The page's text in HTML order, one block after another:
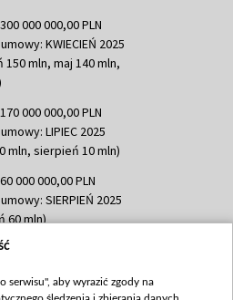
000 000,00 PLN
KWIECIEŃ 2025
mln, maj 140 mln,
000 000,00 PLN
LIPIEC 2025
mln, sierpień 10 mln)
000 000,00 PLN
SIERPIEŃ 2025
60 mln)
783 051,21 PLN
100 mln, październik 350
serwisu", aby wyrazić zgody na